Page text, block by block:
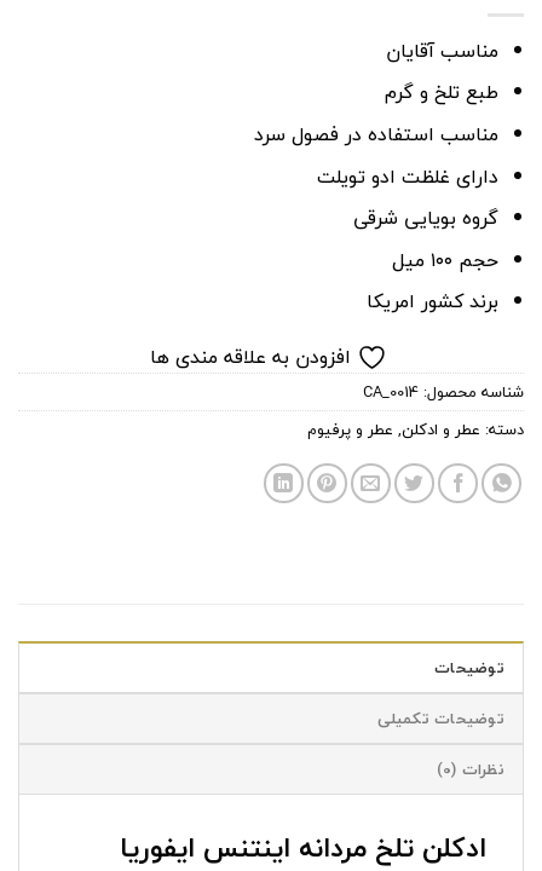
مناسب آقایان
طبع تلخ و گرم
مناسب استفاده در فصول سرد
دارای غلظت ادو تویلت
گروه بویایی شرقی
حجم ۱۰۰ میل
برند کشور امریکا
افزودن به علاقه مندی ها
شناسه محصول: CA_0014
دسته: عطر و ادکلن, عطر و پرفیوم
توضیحات
توضیحات تکمیلی
نظرات (0)
ادکلن تلخ مردانه اینتنس ایفوریا